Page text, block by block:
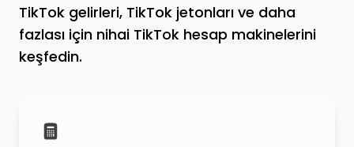
TikTok gelirleri, TikTok jetonları ve daha
fazlası için nihai TikTok hesap makinelerini
keşfedin.